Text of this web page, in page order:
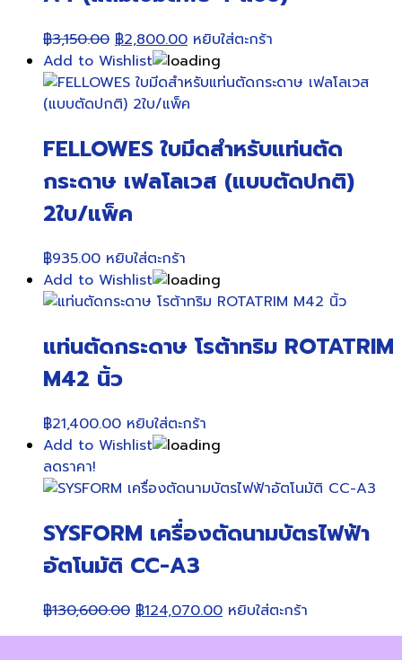
฿3,150.00 Original
price
was:
฿3,150.00.
฿2,800.00Current
price
is:
฿2,800.00.
หยิบใส่ตะกร้า
Add to Wishlist
FELLOWES ใบมีดสำหรับแท่นตัด
กระดาษ เฟลโลเวส (แบบตัดปกติ)
2ใบ/แพ็ค
฿935.00 หยิบใส่ตะกร้า
Add to Wishlist
แท่นตัดกระดาษ โรต้าทริม ROTATRIM
M42 นิ้ว
฿21,400.00 หยิบใส่ตะกร้า
Add to Wishlist
ลดราคา!
SYSFORM เครื่องตัดนามบัตรไฟฟ้า
อัตโนมัติ CC-A3
฿130,600.00 Original
price
฿124,070.00Current
price
หยิบใส่ตะกร้า